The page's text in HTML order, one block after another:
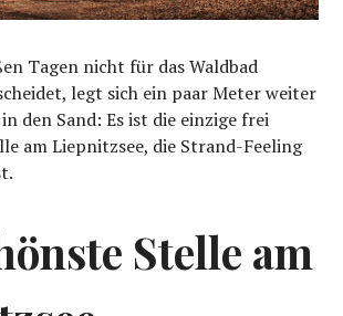
Tagen nicht für das Waldbad
legt sich ein paar Meter weiter
den Sand: Es ist die einzige frei
am Liepnitzsee, die Strand-Feeling
Stelle am